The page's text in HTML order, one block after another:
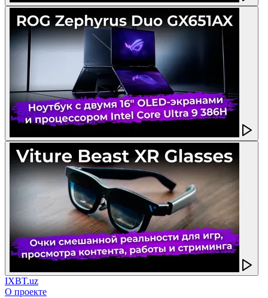
IXBT.uz
О проекте